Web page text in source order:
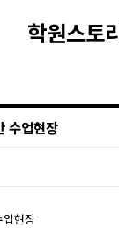
학원스토리
수업현장
업현장